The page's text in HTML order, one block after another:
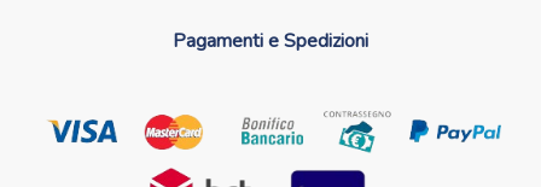
Pagamenti e Spedizioni